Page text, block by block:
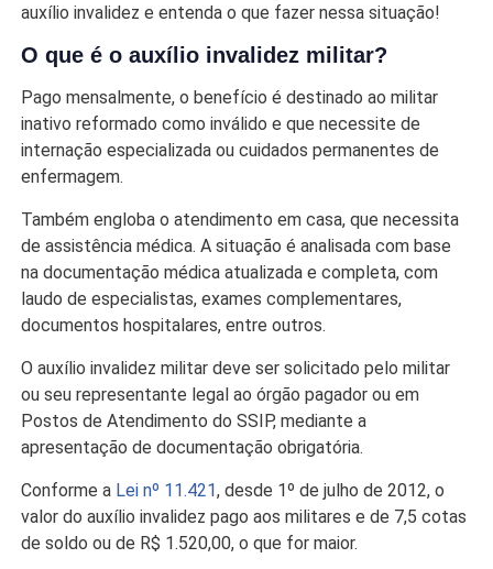
auxílio invalidez e entenda o que fazer nessa situação!
O que é o auxílio invalidez militar?
Pago mensalmente, o benefício é destinado ao militar
inativo reformado como inválido e que necessite de
internação especializada ou cuidados permanentes de
enfermagem.
Também engloba o atendimento em casa, que necessita
de assistência médica. A situação é analisada com base
na documentação médica atualizada e completa, com
laudo de especialistas, exames complementares,
documentos hospitalares, entre outros.
O auxílio invalidez militar deve ser solicitado pelo militar
ou seu representante legal ao órgão pagador ou em
Postos de Atendimento do SSIP, mediante a
apresentação de documentação obrigatória.
Conforme a Lei nº 11.421, desde 1º de julho de 2012, o
valor do auxílio invalidez pago aos militares e de 7,5 cotas
de soldo ou de R$ 1.520,00, o que for maior.